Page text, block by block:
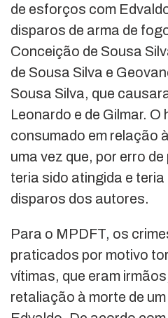
de esforços com
disparos de arma de
Conceição de Sousa
de Sousa Silva e
Sousa Silva, que
Leonardo e de Gilmar.
consumado em relação
uma vez que, por erro
teria sido atingida e
disparos dos autores.
Para o MPDFT, os
praticados por motivo
vítimas, que eram
retaliação à morte de